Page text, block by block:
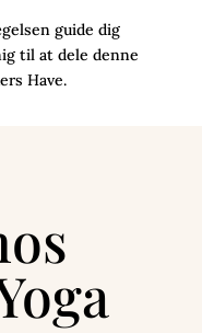
guide dig
til at dele denne
Have.